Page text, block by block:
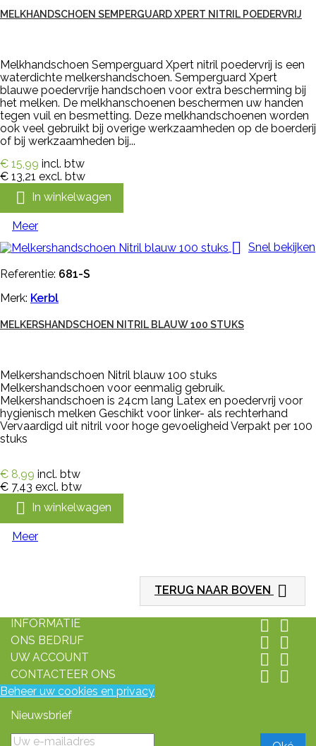
MELKHANDSCHOEN SEMPERGUARD XPERT NITRIL POEDERVRIJ
Melkhandschoen Semperguard Xpert nitril poedervrij is een
waterdichte melkershandschoen. Semperguard Xpert
blauwe poedervrije handschoen voor extra bescherming bij
het melken. De melkhanschoenen beschermen uw handen
tegen vuil en besmetting. Deze melkhandschoenen worden
ook veel gebruikt bij overige werkzaamheden op de boerderij
of bij werkzaamheden bij...
€ 15,99 incl. btw
€ 13,21 excl. btw
 In winkelwagen
Meer
 Snel bekijken
Referentie: 681-S
Merk: Kerbl
MELKERSHANDSCHOEN NITRIL BLAUW 100 STUKS
Melkershandschoen Nitril blauw 100 stuks
Melkershandschoen voor eenmalig gebruik.
Melkershandschoen is 24cm lang Latex en poedervrij voor
hygienisch melken Geschikt voor linker- als rechterhand
Vervaardigd uit nitril voor hoge gevoeligheid Verpakt per 100
stuks
€ 8,99 incl. btw
€ 7,43 excl. btw
 In winkelwagen
Meer
TERUG NAAR BOVEN 
INFORMATIE  
ONS BEDRIJF  
UW ACCOUNT  
CONTACTEER ONS  
Beheer uw cookies en privacy
Nieuwsbrief